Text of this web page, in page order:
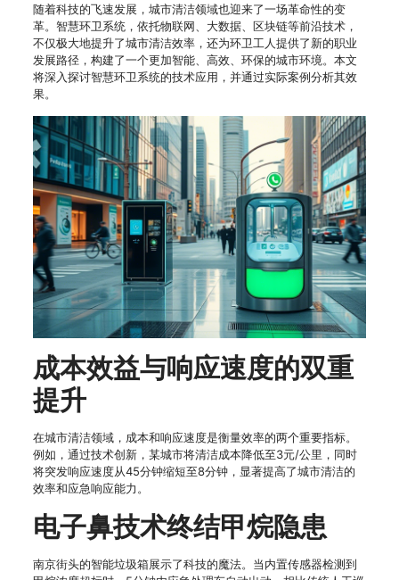
随着科技的飞速发展，城市清洁领域也迎来了一场革命性的变
革。智慧环卫系统，依托物联网、大数据、区块链等前沿技术，
不仅极大地提升了城市清洁效率，还为环卫工人提供了新的职业
发展路径，构建了一个更加智能、高效、环保的城市环境。本文
将深入探讨智慧环卫系统的技术应用，并通过实际案例分析其效
果。
成本效益与响应速度的双重
提升
在城市清洁领域，成本和响应速度是衡量效率的两个重要指标。
例如，通过技术创新，某城市将清洁成本降低至3元/公里，同时
将突发响应速度从45分钟缩短至8分钟，显著提高了城市清洁的
效率和应急响应能力。
电子鼻技术终结甲烷隐患
南京街头的智能垃圾箱展示了科技的魔法。当内置传感器检测到